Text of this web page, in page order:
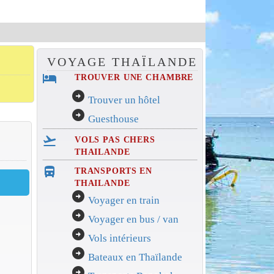
VOYAGE THAÏLANDE
hotel TROUVER UNE CHAMBRE
arrow_circle_right Trouver un hôtel
arrow_circle_right Guesthouse
flight_takeoff
VOLS PAS CHERS
THAILANDE
directions_bus_filled
TRANSPORTS EN
THAILANDE
arrow_circle_right Voyager en train
arrow_circle_right Voyager en bus / van
arrow_circle_right Vols intérieurs
arrow_circle_right Bateaux en Thaïlande